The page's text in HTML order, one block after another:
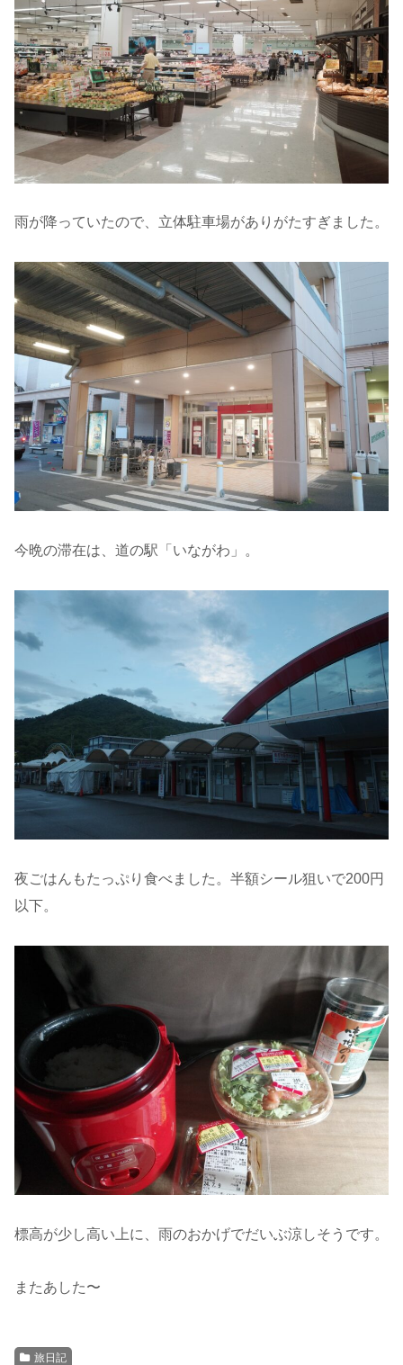
雨が降っていたので、立体駐車場がありがたすぎました。
今晩の滞在は、道の駅「いながわ」。
夜ごはんもたっぷり食べました。半額シール狙いで200円
以下。
標高が少し高い上に、雨のおかげでだいぶ涼しそうです。
またあした〜
旅日記